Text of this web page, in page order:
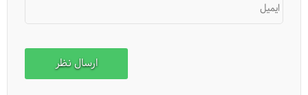
ایمیل